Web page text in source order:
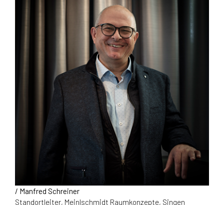
/ Manfred Schreiner
Standortleiter, Meinlschmidt Raumkonzepte, Singen